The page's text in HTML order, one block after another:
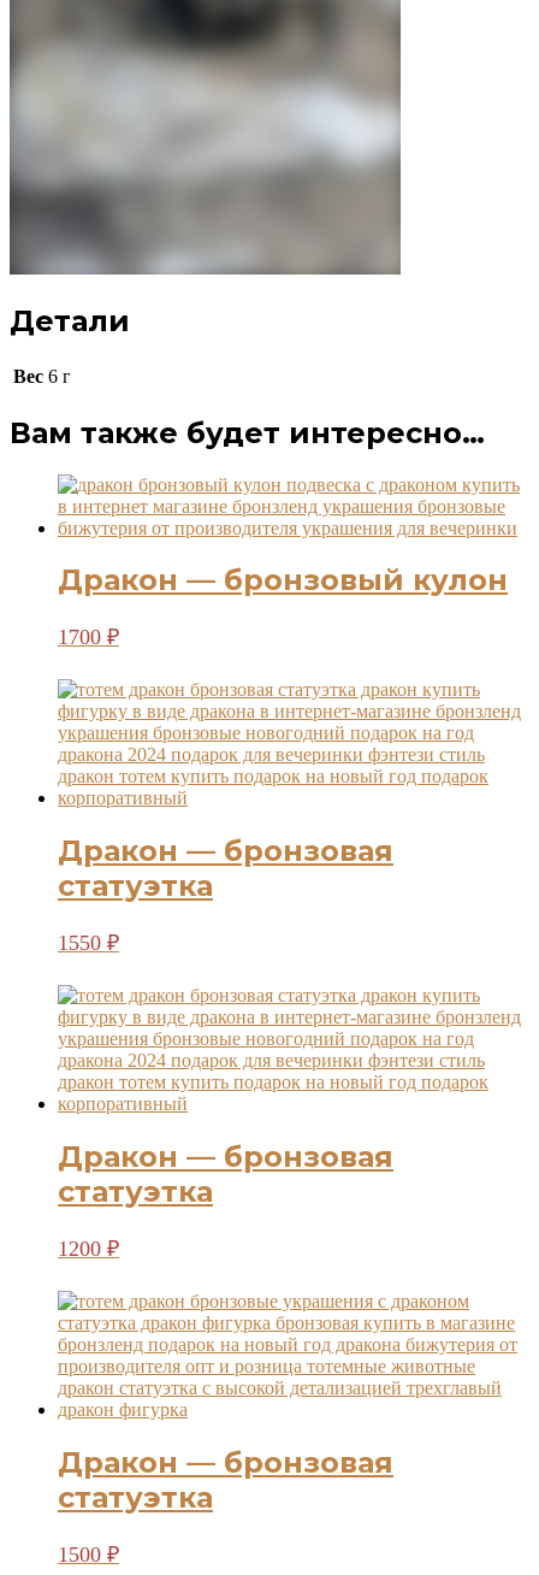
Детали
Вес 6 г
Вам также будет интересно…
Дракон — бронзовый кулон
1700 ₽
Дракон — бронзовая
статуэтка
1550 ₽
Дракон — бронзовая
статуэтка
1200 ₽
Дракон — бронзовая
статуэтка
1500 ₽